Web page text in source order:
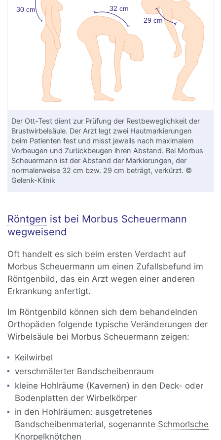
Der Ott-Test dient zur Prüfung der Restbeweglichkeit der
Brustwirbelsäule. Der Arzt legt zwei Hautmarkierungen
beim Patienten fest und misst jeweils nach maximalem
Vorbeugen und Zurückbeugen ihren Abstand. Bei Morbus
Scheuermann ist der Abstand der Markierungen, der
normalerweise 32 cm bzw. 29 cm beträgt, verkürzt. ©
Gelenk-Klinik
Röntgen ist bei Morbus Scheuermann
wegweisend
Oft handelt es sich beim ersten Verdacht auf
Morbus Scheuermann um einen Zufallsbefund im
Röntgenbild, das ein Arzt wegen einer anderen
Erkrankung anfertigt.
Im Röntgenbild können sich dem behandelnden
Orthopäden folgende typische Veränderungen der
Wirbelsäule bei Morbus Scheuermann zeigen:
Keilwirbel
verschmälerter Bandscheibenraum
kleine Hohlräume (Kavernen) in den Deck- oder
Bodenplatten der Wirbelkörper
in den Hohlräumen: ausgetretenes
Bandscheibenmaterial, sogenannte Schmorlsche
Knorpelknötchen